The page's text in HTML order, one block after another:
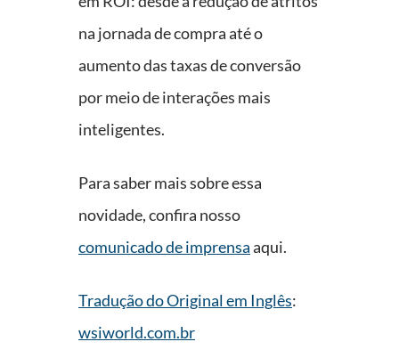
na jornada de compra até o
aumento das taxas de conversão
por meio de interações mais
inteligentes.
Para saber mais sobre essa
novidade, confira nosso
comunicado de imprensaaqui.
Tradução do Original em Inglês:
wsiworld.com.br